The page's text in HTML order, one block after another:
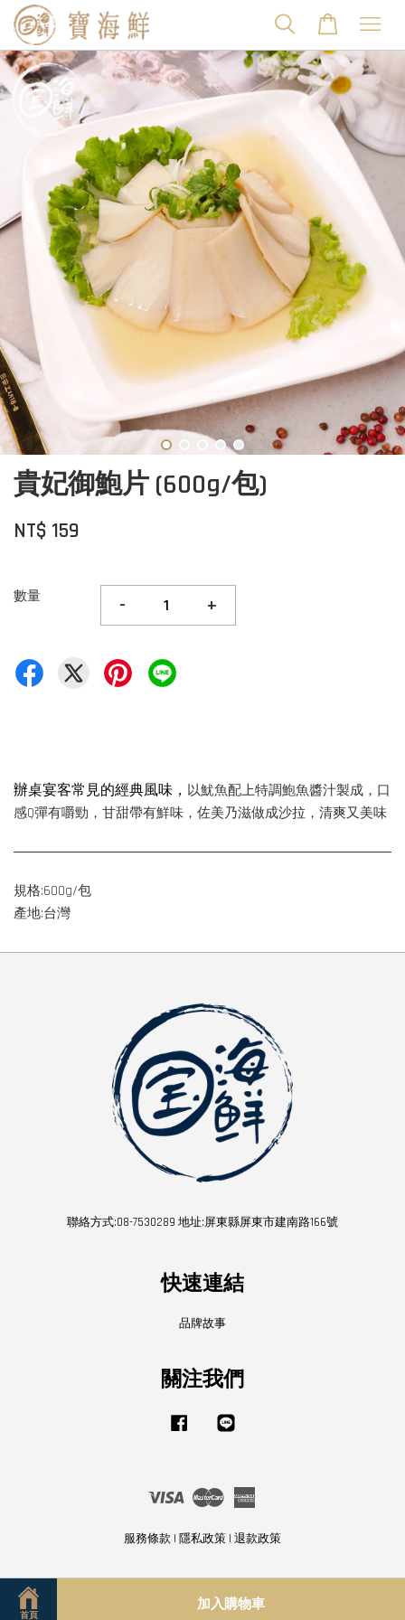
貴妃御鮑片 (600g/包)
NT$ 159
數量 - +
首頁
加入購物車
辦桌宴客常見的經典風味， 以魷魚配上特調鮑魚醬汁製成，口
感Q彈有嚼勁，甘甜帶有鮮味，佐美乃滋做成沙拉，清爽又美味
規格:600g/包
產地:台灣
聯絡方式:08-7530289 地址:屏東縣屏東市建南路166號
快速連結
品牌故事
關注我們
Facebook
Visa Master
服務條款 | 隱私政策 | 退款政策